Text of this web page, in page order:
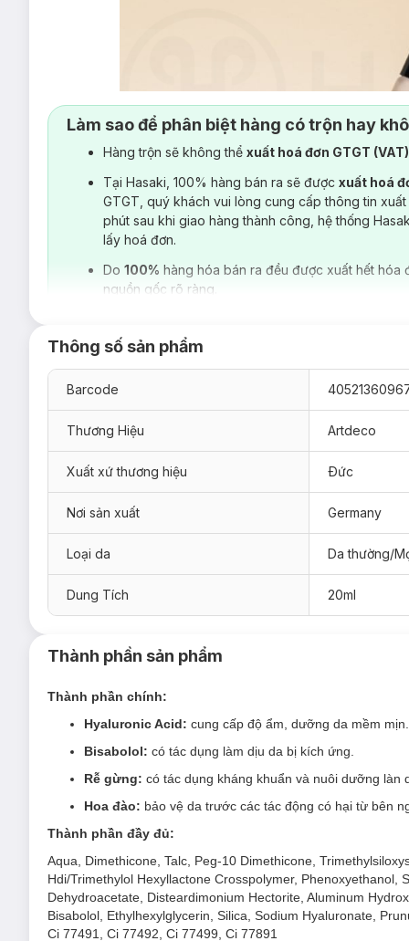
12 Soft Vanilla
28 Cool Honey
Loại da phù hợp:
Sản phẩm thích hợp cho mọi loại da.
Giải pháp cho tình trạng da:
Muốn sử dụng kem nền có độ che phủ cao, lâu trôi
Ưu thế nổi bật:
Chứa các hạt bột hút dầu giúp lớp nền lâu trôi, che đi
Làm sao để phân biệt hàng có trộn hay
Hàng trộn sẽ không thể xuất hoá đơn GTGT
Tại Hasaki, 100% hàng bán ra sẽ được xuất hoá
GTGT, quý khách vui lòng cung cấp thông tin
phút sau khi giao hàng thành công, hệ thống
lấy hoá đơn.
Do 100% hàng hóa bán ra đều được xuất hết hóa
nguồn gốc rõ ràng.
Thông số sản phẩm
Barcode
Thương Hiệu Artdeco
Xuất xứ thương hiệu Ðức
Nơi sản xuất Germany
Loại da Da thường/
Dung Tích 20ml
Thành phần sản phẩm
Thành phần chính:
Hyaluronic Acid: cung cấp độ ẩm, dưỡng da mềm mịn.
Bisabolol: có tác dụng làm dịu da bị kích ứng.
Rễ gừng: có tác dụng kháng khuẩn và nuôi dưỡng làn
Hoa đào: bảo vệ da trước các tác động có hại từ bên
Thành phần đầy đủ:
Aqua, Dimethicone, Talc, Peg-10 Dimethicone,
Hdi/Trimethylol Hexyllactone Crosspolymer,
Dehydroacetate, Disteardimonium Hectorite, Aluminum
Bisabolol, Ethylhexylglycerin, Silica, Sodium Hyaluronate,
Ci 77491, Ci 77492, Ci 77499, Ci 77891